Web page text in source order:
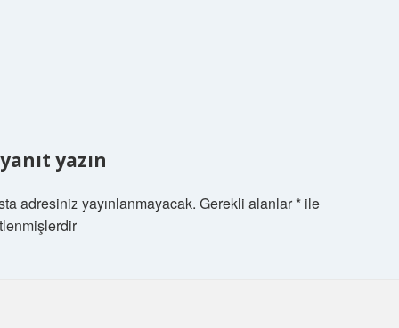
yazın
adresiniz yayınlanmayacak. Gerekli alanlar* ile